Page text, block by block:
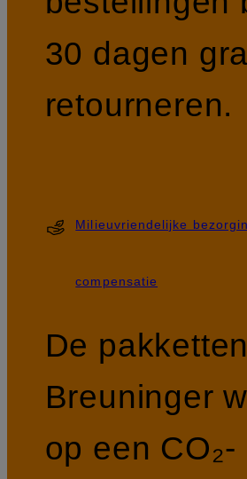
30 dagen
retourneren.
Milieuvriendelijke
compensatie
De
Breuninger
op een CO₂-